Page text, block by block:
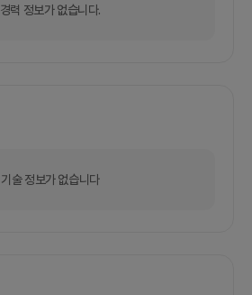
경력 정보가 없습니다.
기술 정보가 없습니다